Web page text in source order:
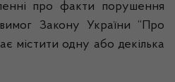
про факти порушення
Закону України “Про
містити одну або декілька